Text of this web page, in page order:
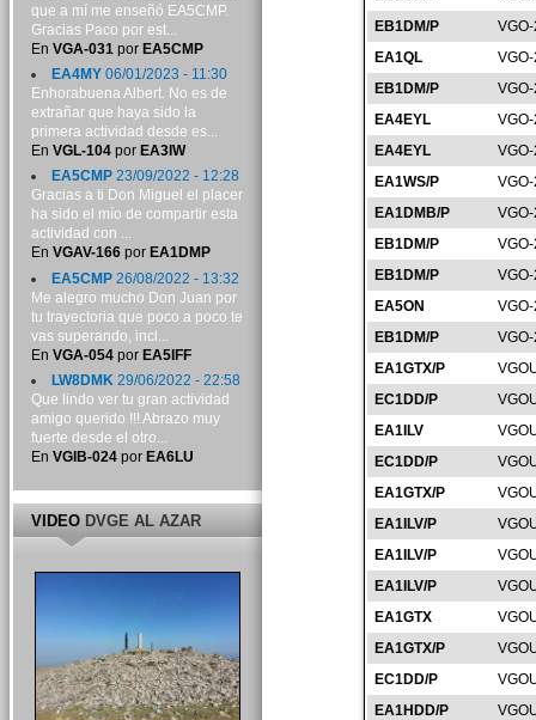
EB1DM/P
EA1QL
EB1DM/P
EA4EYL
EA4EYL
EA1WS/P
EA1DMB/P
EB1DM/P
EB1DM/P
EA5ON
EB1DM/P
EA1GTX/P
EC1DD/P
EA1ILV
EC1DD/P
EA1GTX/P
EA1ILV/P
EA1ILV/P
EA1ILV/P
EA1GTX
EA1GTX/P
EC1DD/P
EA1HDD/P
que a mí me enseñó EA5CMP.
Gracias Paco por est...
En VGA-031 por EA5CMP
EA4MY06/01/2023 - 11:30
Enhorabuena Albert. No es de
extrañar que haya sido la
primera actividad desde es...
En VGL-104por EA3IW
EA5CMP23/09/2022 - 12:28
Gracias a ti Don Miguel el placer
ha sido el mío de compartir esta
actividad con ...
En VGAV-166por EA1DMP
EA5CMP26/08/2022 - 13:32
Me alegro mucho Don Juan por
tu trayectoria que poco a poco te
vas superando, incl...
En VGA-054por EA5IFF
LW8DMK29/06/2022 - 22:58
Que lindo ver tu gran actividad
amigo querido !!! Abrazo muy
fuerte desde el otro...
En VGIB-024por EA6LU
VIDEODVGE AL AZAR